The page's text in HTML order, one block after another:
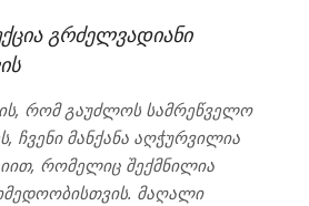
გრძელვადიანი
რომ გაუძლოს სამრეწველო
ჩვენი მანქანა აღჭურვილია
რომელიც შექმნილია
მაღალი